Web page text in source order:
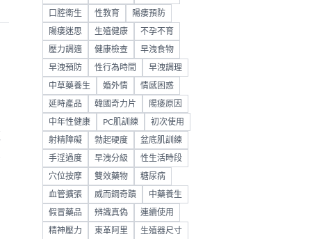
口腔衛生 性教育 陽痿預防
陽痿迷思 生殖健康 不孕不育
壓力調適 健康檢查 早洩食物
早洩預防 性行為時間 早洩調理
中草藥養生 婚外情 情感困惑
延時產品 韓國奇力片 陽痿原因
中年性健康 PC肌訓練 初次使用
射精障礙 勃起硬度 盆底肌訓練
手淫過度 早洩分級 性生活時段
穴位按摩 雙效藥物 糖尿病
血管擴張 威而鋼奇蹟 中藥養生
假冒藥品 辨識真偽 連續使用
精神壓力 東革阿里 生殖器尺寸